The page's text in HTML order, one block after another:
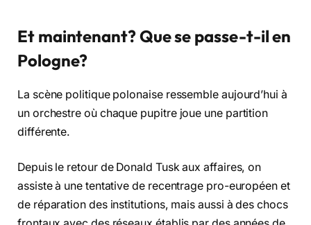
Et maintenant? Que se passe-t-il en
Pologne?
La scène politique polonaise ressemble aujourd’hui à
un orchestre où chaque pupitre joue une partition
différente.
Depuis le retour de Donald Tusk aux affaires, on
assiste à une tentative de recentrage pro-européen et
de réparation des institutions, mais aussi à des chocs